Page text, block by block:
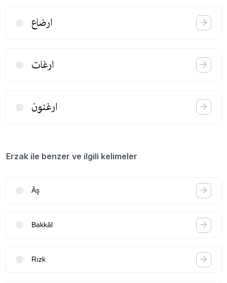
ارضاع
ارغات
ارغنون
Erzak ile benzer ve ilgili kelimeler
Âş
Bakkâl
Rızk